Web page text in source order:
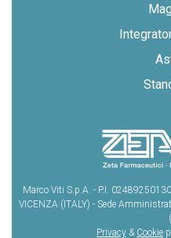
Marco Viti S.p.A. - P.I.
VICENZA (ITALY) - Sede
Privacy & Cookie